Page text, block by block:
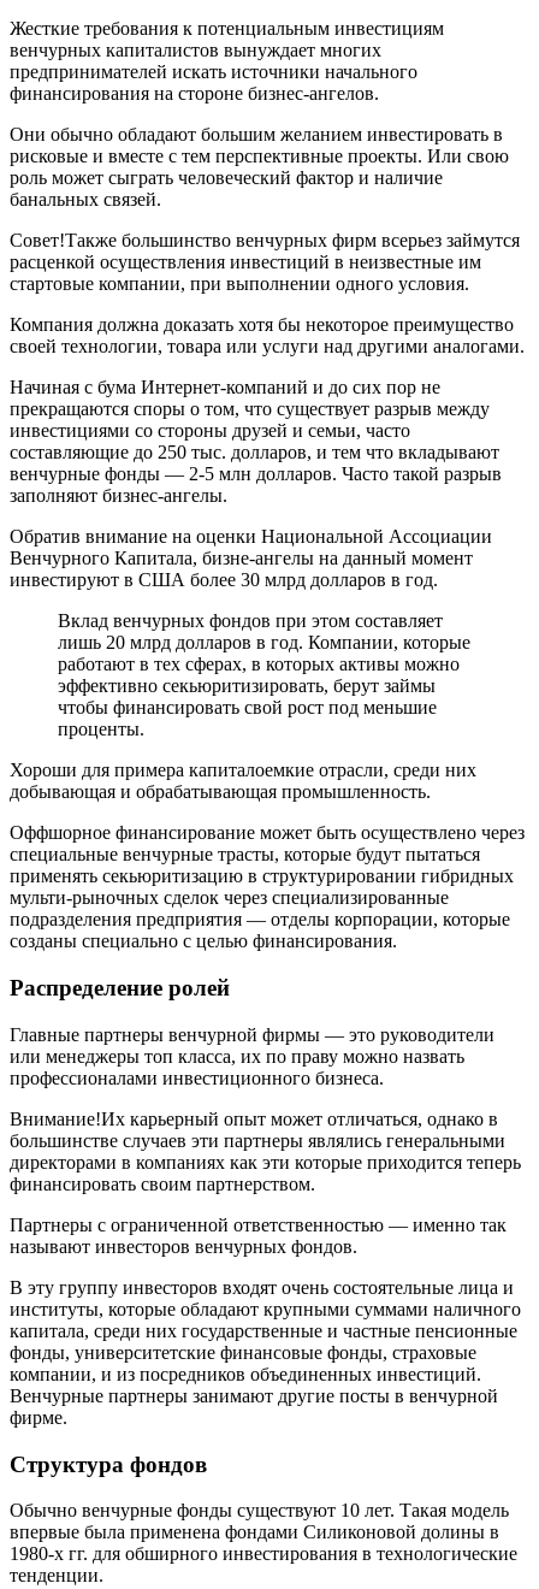
Жесткие требования к потенциальным инвестициям
венчурных капиталистов вынуждает многих
предпринимателей искать источники начального
финансирования на стороне бизнес-ангелов.
Они обычно обладают большим желанием инвестировать в
рисковые и вместе с тем перспективные проекты. Или свою
роль может сыграть человеческий фактор и наличие
банальных связей.
Совет!Также большинство венчурных фирм всерьез займутся
расценкой осуществления инвестиций в неизвестные им
стартовые компании, при выполнении одного условия.
Компания должна доказать хотя бы некоторое преимущество
своей технологии, товара или услуги над другими аналогами.
Начиная с бума Интернет-компаний и до сих пор не
прекращаются споры о том, что существует разрыв между
инвестициями со стороны друзей и семьи, часто
составляющие до 250 тыс. долларов, и тем что вкладывают
венчурные фонды — 2-5 млн долларов. Часто такой разрыв
заполняют бизнес-ангелы.
Обратив внимание на оценки Национальной Ассоциации
Венчурного Капитала, бизне-ангелы на данный момент
инвестируют в США более 30 млрд долларов в год.
Вклад венчурных фондов при этом составляет
лишь 20 млрд долларов в год. Компании, которые
работают в тех сферах, в которых активы можно
эффективно секьюритизировать, берут займы
чтобы финансировать свой рост под меньшие
проценты.
Хороши для примера капиталоемкие отрасли, среди них
добывающая и обрабатывающая промышленность.
Оффшорное финансирование может быть осуществлено через
специальные венчурные трасты, которые будут пытаться
применять секьюритизацию в структурировании гибридных
мульти-рыночных сделок через специализированные
подразделения предприятия — отделы корпорации, которые
созданы специально с целью финансирования.
Распределение ролей
Главные партнеры венчурной фирмы — это руководители
или менеджеры топ класса, их по праву можно назвать
профессионалами инвестиционного бизнеса.
Внимание!Их карьерный опыт может отличаться, однако в
большинстве случаев эти партнеры являлись генеральными
директорами в компаниях как эти которые приходится теперь
финансировать своим партнерством.
Партнеры с ограниченной ответственностью — именно так
называют инвесторов венчурных фондов.
В эту группу инвесторов входят очень состоятельные лица и
институты, которые обладают крупными суммами наличного
капитала, среди них государственные и частные пенсионные
фонды, университетские финансовые фонды, страховые
компании, и из посредников объединенных инвестиций.
Венчурные партнеры занимают другие посты в венчурной
фирме.
Структура фондов
Обычно венчурные фонды существуют 10 лет. Такая модель
впервые была применена фондами Силиконовой долины в
1980-х гг. для обширного инвестирования в технологические
тенденции.